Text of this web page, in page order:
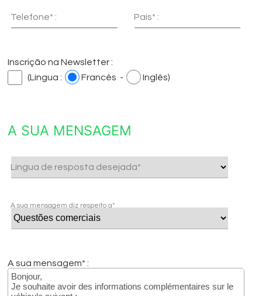
Telefone* : País* :
Inscrição na Newsletter :
(Língua :
Francês - Inglês)
A SUA MENSAGEM
Língua de resposta desejada*
A sua mensagem diz respeito a*
A sua mensagem* :